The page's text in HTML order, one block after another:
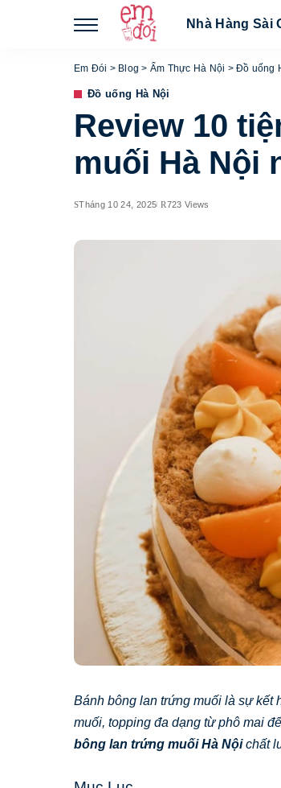
Nhà Hàng Sài
Em Đói > Blog > Ẩm Thực Hà Nội > Đồ uống
Đồ uống Hà Nội
Review 10
muối Hà Nội
Tháng 10 24, 2025 723 Views
Bánh bông lan trứng muối là sự kết
muối, topping đa dạng từ phô mai
bông lan trứng muối Hà Nộichất